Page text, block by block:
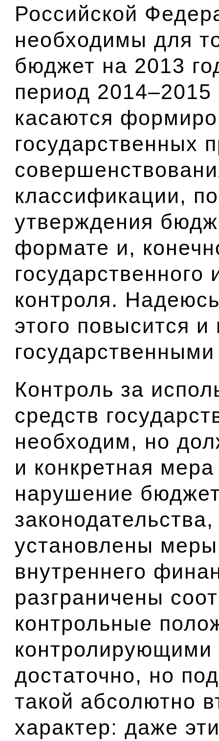
Российской
необходимы для
бюджет на 2013
период
касаются
государственных
классификации,
утверждения
формате и,
контроля.
этого повысится
Контроль за
средств
необходим, но
и конкретная
нарушение
установлены
внутреннего
разграничены
контрольные
контролирующими
достаточно, но
такой абсолютно
характер: даже